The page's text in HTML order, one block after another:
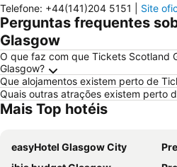
Telefone: +44(141)204 5151 Site
Perguntas frequentes
Glasgow
O que faz com que Tickets Scotland
Glasgow?
Que alojamentos existem perto de
Quais outras atrações existem perto
Mais Top hotéis
easyHotel Glasgow City